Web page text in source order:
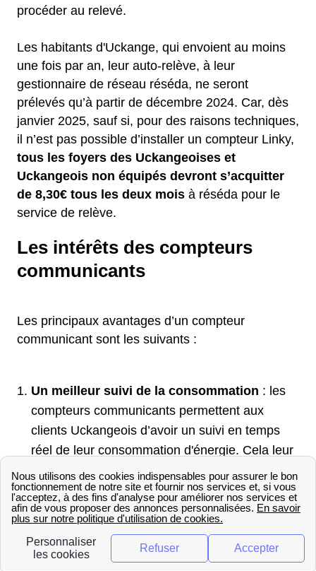
procéder au relevé.
Les habitants d'Uckange, qui envoient au moins
une fois par an, leur auto-relève, à leur
gestionnaire de réseau réséda, ne seront
prélevés qu’à partir de décembre 2024. Car, dès
janvier 2025, sauf si, pour des raisons techniques,
il n’est pas possible d’installer un compteur Linky,
tous les foyers des Uckangeoises et
Uckangeois non équipés devront s’acquitter
de 8,30€ tous les deux mois à réséda pour le
service de relève.
Les intérêts des compteurs
communicants
Les principaux avantages d’un compteur
communicant sont les suivants :
Un meilleur suivi de la consommation : les
compteurs communicants permettent aux
clients Uckangeois d’avoir un suivi en temps
réel de leur consommation d'énergie. Cela leur
permet de mieux la comprendre et d’agir en
conséquence pour réduire les dépenses
énergétiques.
Une facturation plus précise
: les compteurs
communicants envoient des relevés de